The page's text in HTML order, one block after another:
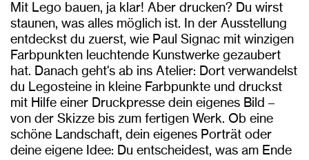
Mit Lego bauen, ja klar! Aber drucken? Du wirst
staunen, was alles möglich ist. In der Ausstellung
entdeckst du zuerst, wie Paul Signac mit winzigen
Farbpunkten leuchtende Kunstwerke gezaubert
hat. Danach geht's ab ins Atelier: Dort verwandelst
du Legosteine in kleine Farbpunkte und druckst
mit Hilfe einer Druckpresse dein eigenes Bild –
von der Skizze bis zum fertigen Werk. Ob eine
schöne Landschaft, dein eigenes Porträt oder
deine eigene Idee: Du entscheidest, was am Ende